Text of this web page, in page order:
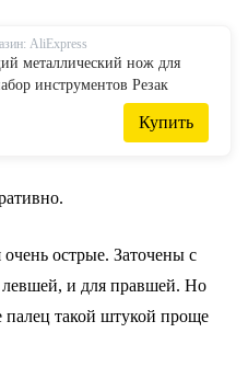
AliExpress
металлический нож для
инструментов Резак
ремесленные ножи 5 шт.
телефон PCB DIY ...
Купить
острые. Заточены с
левшей, и для правшей. Но
палец такой штукой проще